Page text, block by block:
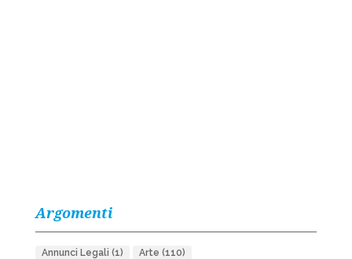
Argomenti
Annunci Legali (1) Arte (110)